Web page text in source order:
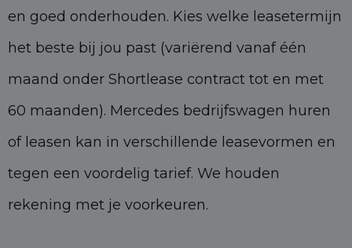
en goed onderhouden. Kies welke leasetermijn
het beste bij jou past (variërend vanaf één
maand onder Shortlease contract tot en met
60 maanden). Mercedes bedrijfswagen huren
of leasen kan in verschillende leasevormen en
tegen een voordelig tarief. We houden
rekening met je voorkeuren.